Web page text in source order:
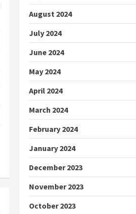
August 2024
July 2024
June 2024
May 2024
April 2024
March 2024
February 2024
January 2024
December 2023
November 2023
October 2023